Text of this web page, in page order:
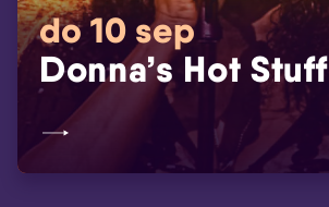
do 10 sep
Donna’s Hot Stuff